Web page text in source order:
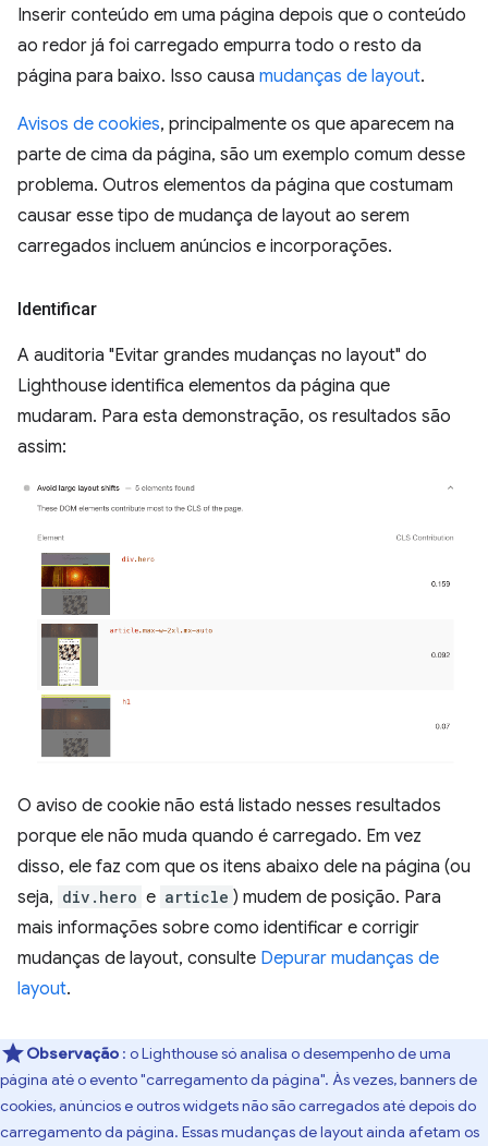
Inserir conteúdo em uma página depois que o conteúdo
ao redor já foi carregado empurra todo o resto da
página para baixo. Isso causa mudanças de layout.
Avisos de cookies, principalmente os que aparecem na
parte de cima da página, são um exemplo comum desse
problema. Outros elementos da página que costumam
causar esse tipo de mudança de layout ao serem
carregados incluem anúncios e incorporações.
Identificar
A auditoria "Evitar grandes mudanças no layout" do
Lighthouse identifica elementos da página que
mudaram. Para esta demonstração, os resultados são
assim:
O aviso de cookie não está listado nesses resultados
porque ele não muda quando é carregado. Em vez
disso, ele faz com que os itens abaixo dele na página (ou
seja, div.hero e article ) mudem de posição. Para
mais informações sobre como identificar e corrigir
mudanças de layout, consulte Depurar mudanças de
layout.
Observação : o Lighthouse só analisa o desempenho de uma
página até o evento "carregamento da página". Às vezes, banners de
cookies, anúncios e outros widgets não são carregados até depois do
carregamento da página. Essas mudanças de layout ainda afetam os